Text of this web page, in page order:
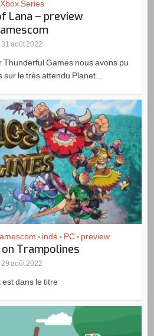
Xbox Series
Lana – preview
31 août 2022
Thunderful Games nous avons pu
sur le très attendu Planet...
• indé • PC • preview
Trampolines
29 août 2022
est dans le titre